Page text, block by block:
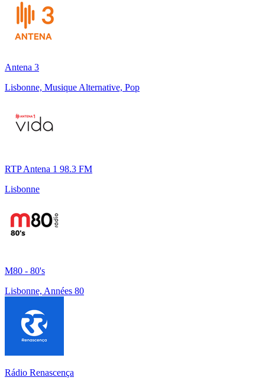
Antena 3
Lisbonne, Musique Alternative, Pop
RTP Antena 1 98.3 FM
Lisbonne
M80 - 80's
Lisbonne, Années 80
Rádio Renascença